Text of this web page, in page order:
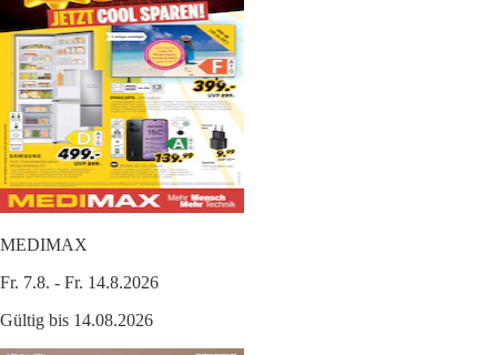
MEDIMAX
Fr. 7.8. - Fr. 14.8.2026
Gültig bis 14.08.2026